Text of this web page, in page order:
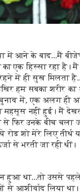
में आने के बाद...मैं
एक हिस्सा रहा है।
में ही सुख मिलता
हम सबका शरीर का
चुनाव में, एक अलग ही
नहीं हुई। मैं
फिर उनके बीच चला
रोड शो मेरे लिए तीर्थ
से भरती जा रही थीं।
हुआ था...तो उससे
से आशीर्वाद लिया